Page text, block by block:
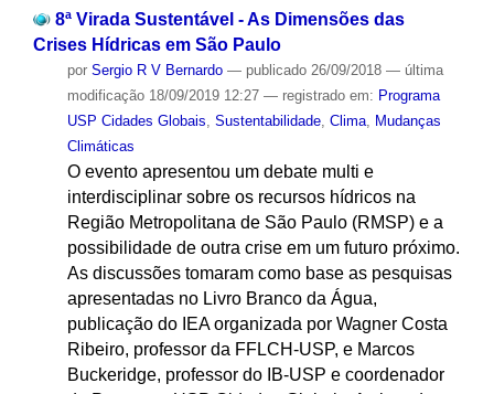
8ª Virada Sustentável - As Dimensões das
Crises Hídricas em São Paulo
por Sergio R V Bernardo — publicado26/09/2018 — última
modificação18/09/2019 12:27 — registrado em: Programa
USP Cidades Globais Sustentabilidade, Clima,
Mudanças
Climáticas
O evento apresentou um debate multi e
interdisciplinar sobre os recursos hídricos na
Região Metropolitana de São Paulo (RMSP) e a
possibilidade de outra crise em um futuro próximo.
As discussões tomaram como base as pesquisas
apresentadas no Livro Branco da Água,
publicação do IEA organizada por Wagner Costa
Ribeiro, professor da FFLCH-USP, e Marcos
Buckeridge, professor do IB-USP e coordenador